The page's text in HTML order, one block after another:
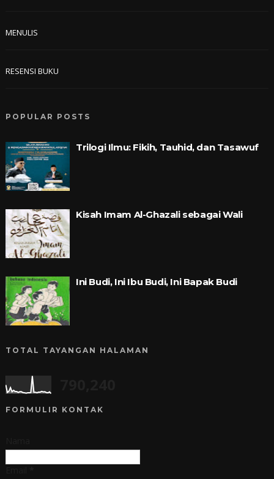
MENULIS
RESENSI BUKU
POPULAR POSTS
Trilogi Ilmu: Fikih, Tauhid, dan Tasawuf
Kisah Imam Al-Ghazali sebagai Wali
Ini Budi, Ini Ibu Budi, Ini Bapak Budi
TOTAL TAYANGAN HALAMAN
FORMULIR KONTAK